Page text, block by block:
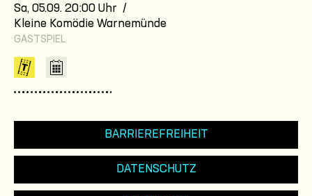
Sa, 05.09. 20:00 Uhr /
Kleine Komödie Warnemünde
GASTSPIEL
BARRIEREFREIHEIT
DATENSCHUTZ